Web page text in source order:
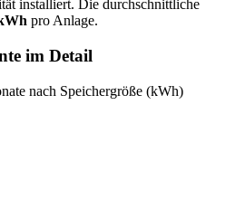
installiert. Die durchschnittliche
pro Anlage.
im Detail
nach Speichergröße (kWh)